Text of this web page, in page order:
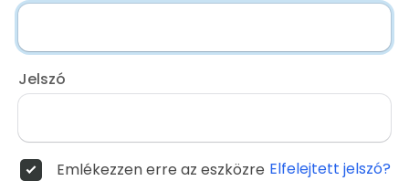
Jelszó
Emlékezzen erre az eszközre Elfelejtett jelszó?